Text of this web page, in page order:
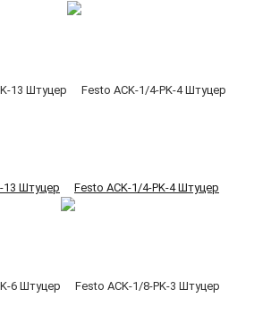
13 Штуцер Festo ACK-1/4-PK-4 Штуцер